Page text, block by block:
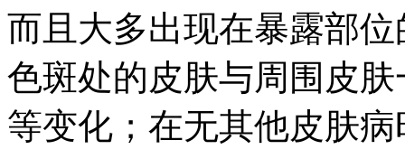
而且大多出现在暴露部
色斑处的皮肤与周围皮
等变化；在无其他皮肤